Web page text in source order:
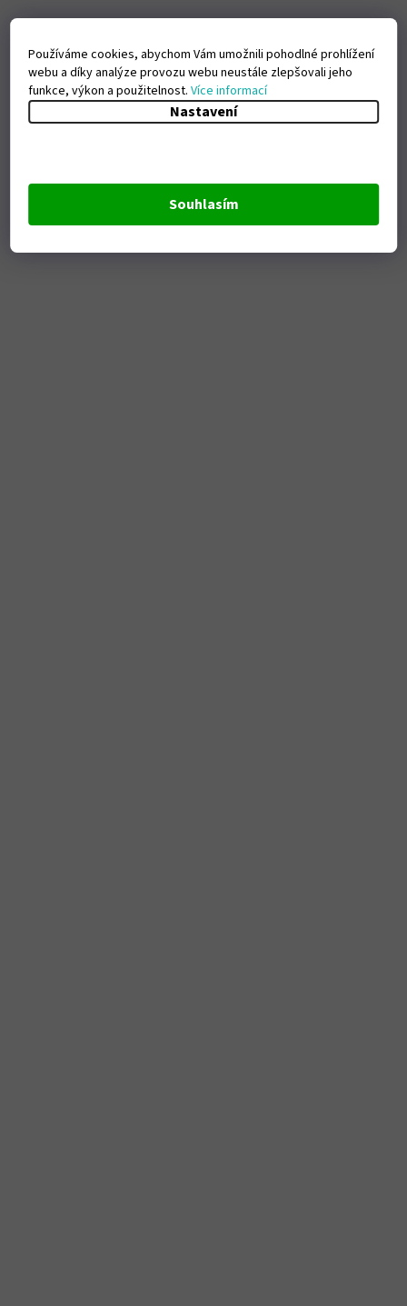
Používáme cookies, abychom Vám umožnili pohodlné prohlížení
webu a díky analýze provozu webu neustále zlepšovali jeho
funkce, výkon a použitelnost.Více informací
Nastavení
Souhlasím